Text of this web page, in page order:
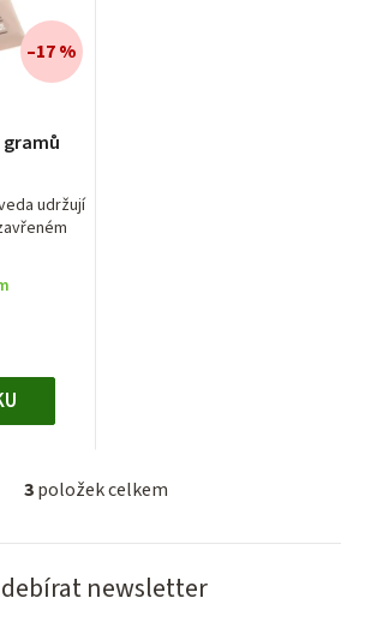
gramů
udržují
–17 %
O
á
3položek celkem
newsletter